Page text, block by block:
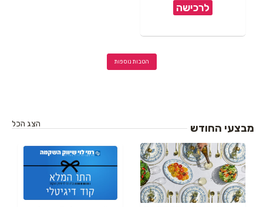
לרכישה
הטבות נוספות
מבצעי החודש הצג הכל